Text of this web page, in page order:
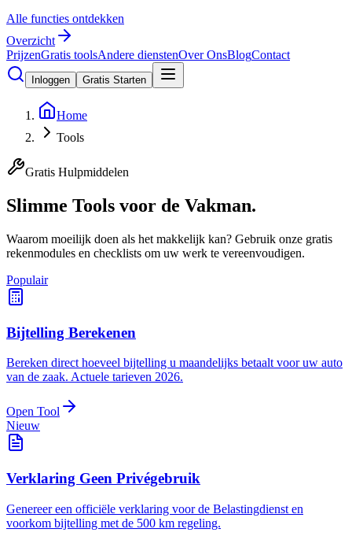
Alle functies ontdekken
Overzicht
PrijzenGratis toolsAndere dienstenOver OnsBlogContact
Inloggen Gratis Starten
Home
Tools
Gratis Hulpmiddelen
Slimme Tools voor de Vakman.
Waarom moeilijk doen als het makkelijk kan? Gebruik onze gratis
rekenmodules en checklists om uw werk te vereenvoudigen.
Populair
Bijtelling Berekenen
Bereken direct hoeveel bijtelling u maandelijks betaalt voor uw auto
van de zaak. Actuele tarieven 2026.
Open Tool
Nieuw
Verklaring Geen Privégebruik
Genereer een officiële verklaring voor de Belastingdienst en
voorkom bijtelling met de 500 km regeling.